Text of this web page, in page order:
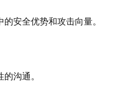
安全优势和攻击向量。
沟通。